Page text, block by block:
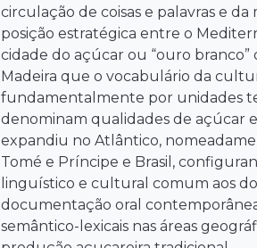
circulação de coisas e palavras e
posição estratégica entre o
cidade do açúcar ou “ouro
Madeira que o vocabulário da
fundamentalmente por unidades
denominam qualidades de açúcar
expandiu no Atlântico,
Tomé e Príncipe e Brasil,
linguístico e cultural comum aos
documentação oral
semântico-lexicais nas áreas